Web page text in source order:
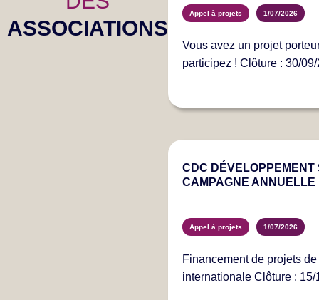
Appel à projets 1/07/2026
Vous avez un projet
participez ! Clôture : 30/
CDC DÉVELOPPEMENT
CAMPAGNE
Appel à projets 1/07/2026
Financement de projets
internationale Clôture : 15/
ASSOCIATIONS